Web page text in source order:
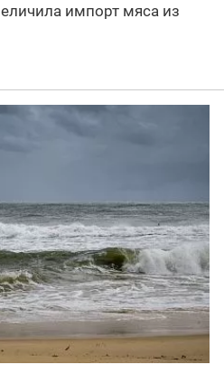
импорт мяса из